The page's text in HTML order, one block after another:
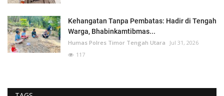
Kehangatan Tanpa Pembatas: Hadir di Tengah
Warga, Bhabinkamtibmas...
Humas Polres Timor Tengah Utara
Jul 31, 2026
117